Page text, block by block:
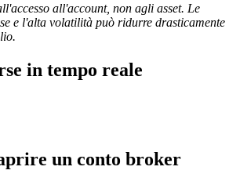
all'account, non agli asset. Le
e l'alta volatilità può ridurre drasticamente
in tempo reale
un conto broker